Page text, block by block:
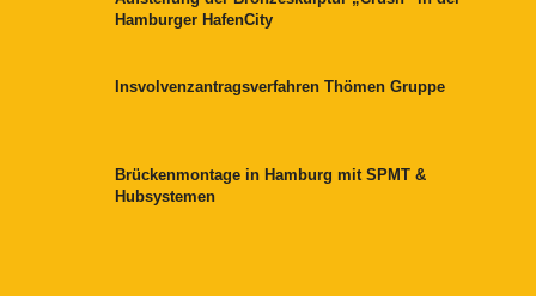
Hamburger HafenCity
Insvolvenzantragsverfahren Thömen Gruppe
Brückenmontage in Hamburg mit SPMT &
Hubsystemen